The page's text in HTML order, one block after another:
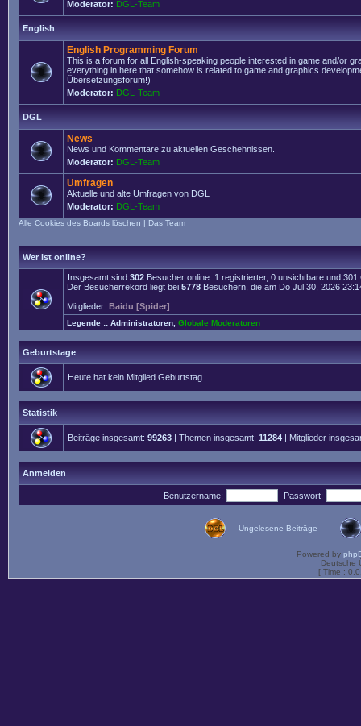
Moderator: DGL-Team
English
English Programming Forum
This is a forum for all English-speaking people interested in game and/or
everything in here that somehow is related to game and graphics
Übersetzungsforum!)
Moderator: DGL-Team
DGL
News
News und Kommentare zu aktuellen Geschehnissen.
Moderator: DGL-Team
Umfragen
Aktuelle und alte Umfragen von DGL
Moderator: DGL-Team
Alle Cookies des Boards löschen | Das Team
Wer ist online?
Insgesamt sind 302 Besucher online: 1 registrierter, 0 unsichtbare und
Der Besucherrekord liegt bei 5778 Besuchern, die am Do Jul 30, 2026
Mitglieder: Baidu [Spider]
Legende :: Administratoren Globale Moderatoren
Geburtstage
Heute hat kein Mitglied Geburtstag
Statistik
Beiträge insgesamt: 99263 | Themen insgesamt: 11284 | Mitglieder
Anmelden
Benutzername: Passwort:
Ungelesene Beiträge
Powered by
Deutsche
[ Time :